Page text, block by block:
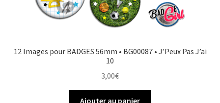
12 Images pour BADGES 56mm • BG00087 • J’Peux Pas J’ai
10
3,00€
Ajouter au panier